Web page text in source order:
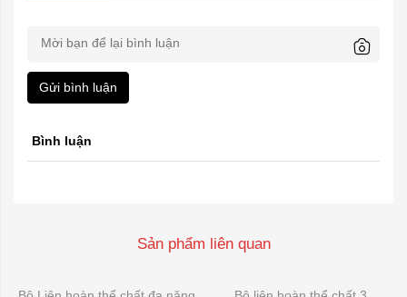
Gửi bình luận
Bình luận
Sản phẩm liên quan